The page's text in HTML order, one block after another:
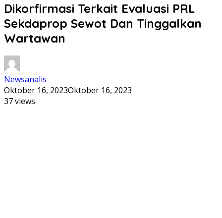
Dikorfirmasi Terkait Evaluasi PRL
Sekdaprop Sewot Dan Tinggalkan
Wartawan
Newsanalis
Oktober 16, 2023Oktober 16, 2023
37 views